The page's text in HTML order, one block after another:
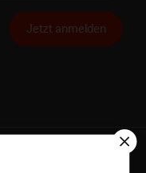
Jetzt anmelden